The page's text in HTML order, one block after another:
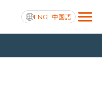
ENG 中国語